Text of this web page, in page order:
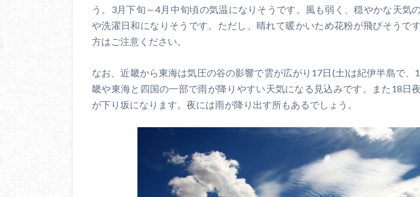
う。3月下旬～4月中旬頃の気温になりそうです。風も弱く、穏やかな天気
や洗濯日和になりそうです。ただし、晴れて暖かいため花粉が飛びそうで
方はご注意ください。
なお、近畿から東海は気圧の谷の影響で雲が広がり17日(土)は紀伊半島で、
畿や東海と四国の一部で雨が降りやすい天気になる見込みです。また18日
が下り坂になります。夜には雨が降り出す所もあるでしょう。